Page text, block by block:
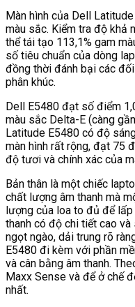
Màn hình của Dell
màu sắc. Kiểm tra độ khả
thể tái tạo 113,1% gam
số tiêu chuẩn của dòng
đồng thời đánh bại các
phân khúc.
Dell E5480 đạt số điểm
màu sắc Delta-E (càng
Latitude E5480 có độ
màn hình rất rộng, đạt 75
độ tươi và chính xác của
Bản thân là một chiếc
chất lượng âm thanh mà
lượng của loa to đủ để
thanh có độ chi tiết cao và
ngọt ngào, dải trung rõ
E5480 đi kèm với phần
và cân bằng âm thanh.
Maxx Sense và để ở chế
nhất.